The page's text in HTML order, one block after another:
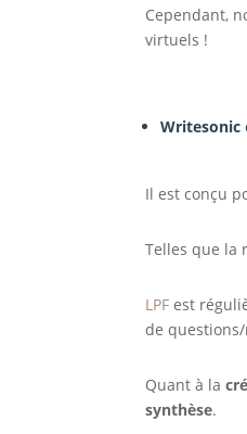
Cependant,
virtuels !
Writesonic
Il est conçu
Telles que la
LPF est
de
Quant à la
synthèse.